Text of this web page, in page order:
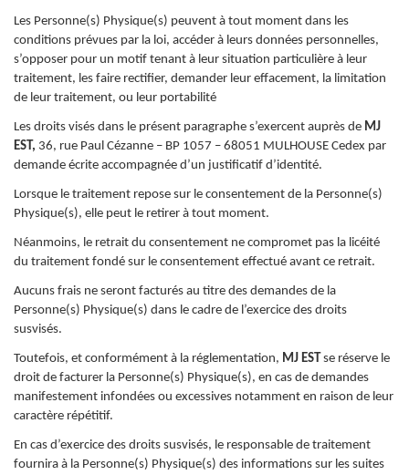
Les Personne(s) Physique(s) peuvent à tout moment dans les
conditions prévues par la loi, accéder à leurs données personnelles,
s’opposer pour un motif tenant à leur situation particulière à leur
traitement, les faire rectifier, demander leur effacement, la limitation
de leur traitement, ou leur portabilité
Les droits visés dans le présent paragraphe s’exercent auprès de MJ
EST, 36, rue Paul Cézanne – BP 1057 – 68051 MULHOUSE Cedex par
demande écrite accompagnée d’un justificatif d’identité.
Lorsque le traitement repose sur le consentement de la Personne(s)
Physique(s), elle peut le retirer à tout moment.
Néanmoins, le retrait du consentement ne compromet pas la licéité
du traitement fondé sur le consentement effectué avant ce retrait.
Aucuns frais ne seront facturés au titre des demandes de la
Personne(s) Physique(s) dans le cadre de l’exercice des droits
susvisés.
Toutefois, et conformément à la réglementation, MJ ESTse réserve le
droit de facturer la Personne(s) Physique(s), en cas de demandes
manifestement infondées ou excessives notamment en raison de leur
caractère répétitif.
En cas d’exercice des droits susvisés, le responsable de traitement
fournira à la Personne(s) Physique(s) des informations sur les suites